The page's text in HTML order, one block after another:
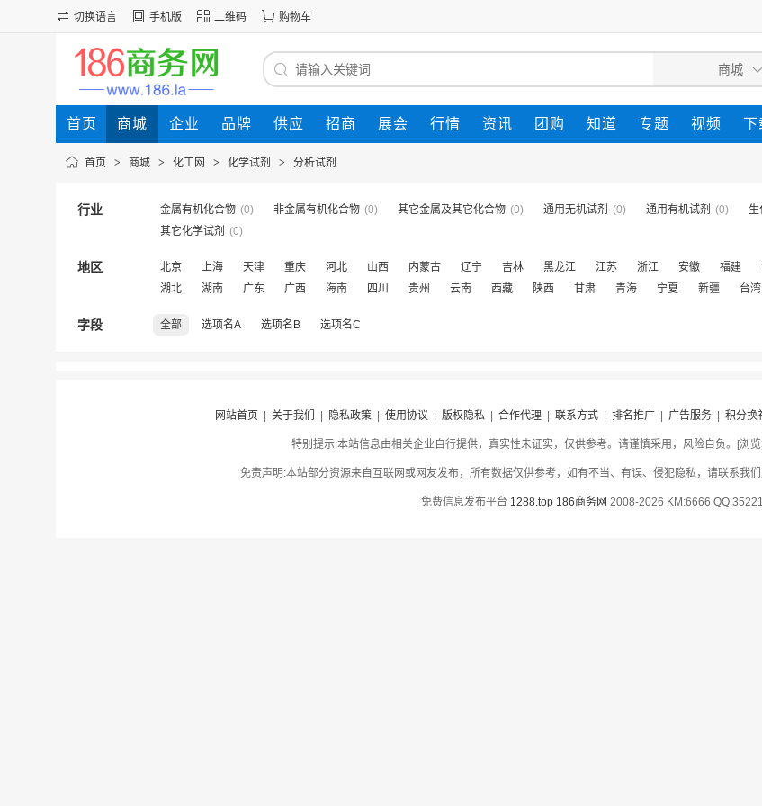
切换语言 手机版 二维码 购物车
首页 商城 企业 品牌 供应 招商 展会 行情 资讯 团购 知道 专题 视频 下
首页 > 商城 > 化工网 > 化学试剂 > 分析试剂
行业 金属有机化合物 (0) 非金属有机化合物 (0) 其它金属及其它化合物 (0) 通用无机试剂 (0) 通用有机试剂 (0) 生
其它化学试剂 (0)
地区 北京 上海 天津 重庆 河北 山西 内蒙古 辽宁 吉林 黑龙江 江苏 浙江 安徽 福建
湖北
湖南 广东 广西 海南 四川 贵州 云南 西藏 陕西 甘肃 青海 宁夏 新疆 台湾
字段 全部 选项名A 选项名B 选项名C
网站首页 关于我们 隐私政策| 使用协议 版权隐私| 合作代理| 联系方式| 排名推广| 广告服务| 积分换
特别提示:本站信息由相关企业自行提供，真实性未证实，仅供参考。请谨慎采用，风险自负。[浏
免责声明:本站部分资源来自互联网或网友发布，所有数据仅供参考，如有不当、有误、侵犯隐私，请联系我
免费信息发布平台 1288.top 186商务网 2008-2026 KM:6666